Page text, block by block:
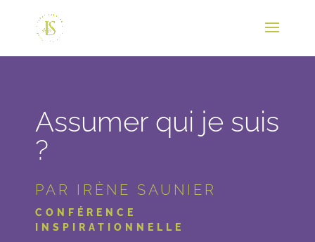
Assumer qui je suis
?
PAR IRÈNE SAUNIER
CONFÉRENCE
INSPIRATIONNELLE